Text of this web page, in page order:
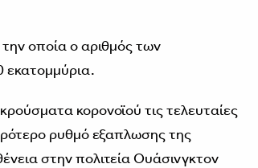
οποία ο αριθμός των
κορονοϊού τις τελευταίες
ρυθμό εξαπλωσης της
στην πολιτεία Ουάσινγκτον